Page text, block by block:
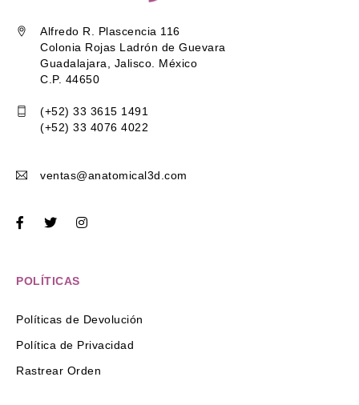
Alfredo R. Plascencia 116
Colonia Rojas Ladrón de Guevara
Guadalajara, Jalisco. México
C.P. 44650
(+52) 33 3615 1491
(+52) 33 4076 4022
ventas@anatomical3d.com
POLÍTICAS
Políticas de Devolución
Política de Privacidad
Rastrear Orden